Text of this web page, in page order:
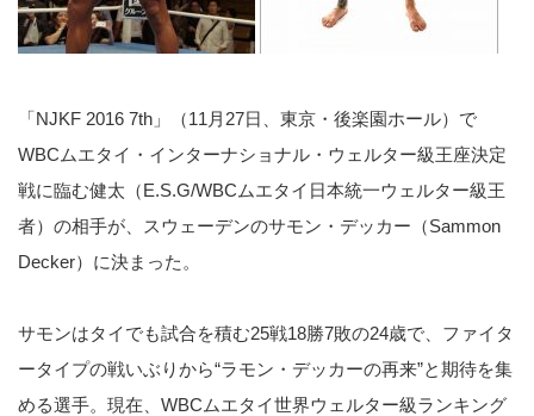
「NJKF 2016 7th」（11月27日、東京・後楽園ホール）で
WBCムエタイ・インターナショナル・ウェルター級王座決定
戦に臨む健太（E.S.G/WBCムエタイ日本統一ウェルター級王
者）の相手が、スウェーデンのサモン・デッカー（Sammon
Decker）に決まった。
サモンはタイでも試合を積む25戦18勝7敗の24歳で、ファイタ
ータイプの戦いぶりから“ラモン・デッカーの再来”と期待を集
める選手。現在、WBCムエタイ世界ウェルター級ランキング